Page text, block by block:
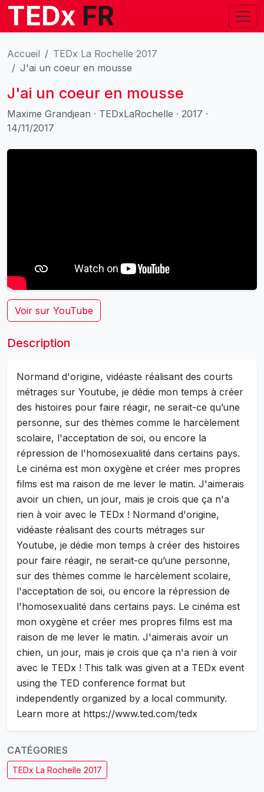
TEDx FR
Accueil
TEDx La Rochelle 2017
J'ai un coeur en mousse
J'ai un coeur en mousse
Maxime Grandjean · TEDxLaRochelle · 2017 ·
14/11/2017
Voir sur YouTube
Description
Normand d'origine, vidéaste réalisant des courts
métrages sur Youtube, je dédie mon temps à créer
des histoires pour faire réagir, ne serait-ce qu’une
personne, sur des thèmes comme le harcèlement
scolaire, l'acceptation de soi, ou encore la
répression de l'homosexualité dans certains pays.
Le cinéma est mon oxygène et créer mes propres
films est ma raison de me lever le matin. J'aimerais
avoir un chien, un jour, mais je crois que ça n'a
rien à voir avec le TEDx ! Normand d'origine,
vidéaste réalisant des courts métrages sur
Youtube, je dédie mon temps à créer des histoires
pour faire réagir, ne serait-ce qu’une personne,
sur des thèmes comme le harcèlement scolaire,
l'acceptation de soi, ou encore la répression de
l'homosexualité dans certains pays. Le cinéma est
mon oxygène et créer mes propres films est ma
raison de me lever le matin. J'aimerais avoir un
chien, un jour, mais je crois que ça n'a rien à voir
avec le TEDx ! This talk was given at a TEDx event
using the TED conference format but
independently organized by a local community.
Learn more at https://www.ted.com/tedx
CATÉGORIES
TEDx La Rochelle 2017